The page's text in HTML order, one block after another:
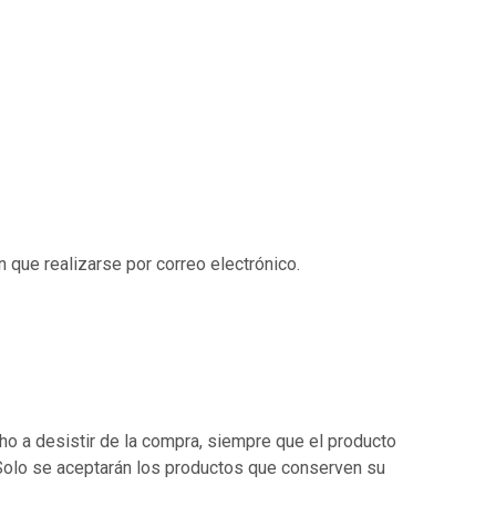
realizarse por correo electrónico.
a desistir de la compra, siempre que el producto
se aceptarán los productos que conserven su